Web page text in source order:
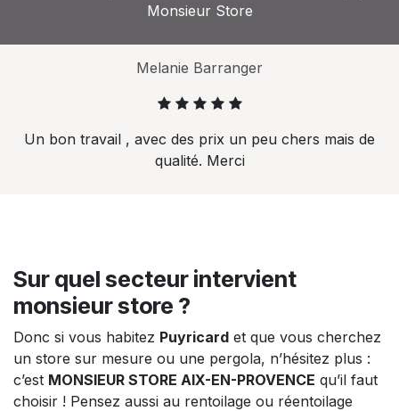
Monsieur Store
Melanie Barranger
Un bon travail , avec des prix un peu chers mais de
qualité. Merci
Sur quel secteur intervient
monsieur store ?
Donc si vous habitez Puyricard et que vous cherchez
un store sur mesure ou une pergola, n’hésitez plus :
c’est MONSIEUR STORE AIX-EN-PROVENCE qu’il faut
choisir ! Pensez aussi au rentoilage ou réentoilage